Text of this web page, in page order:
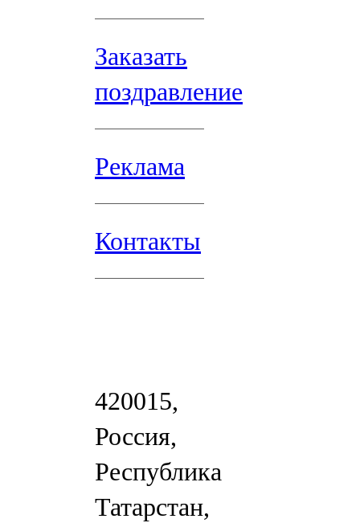
Заказать
поздравление
Реклама
Контакты
420015,
Россия,
Республика
Татарстан,